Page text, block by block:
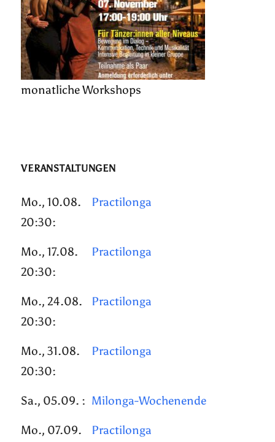
monatliche Workshops
VERANSTALTUNGEN
Mo., 10.08.
20:30:
Practilonga
Mo., 17.08.
20:30:
Practilonga
Mo., 24.08.
20:30:
Practilonga
Mo., 31.08.
20:30:
Practilonga
Sa., 05.09. : Milonga-Wochenende
Mo., 07.09.
Practilonga